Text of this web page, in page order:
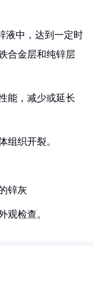
液中，达到一定时
合金层和纯锌层
能，减少或延长
组织开裂。
锌灰
观检查。